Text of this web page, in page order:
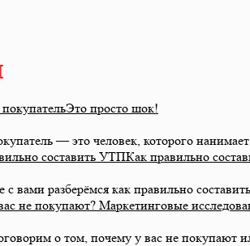
Это просто шок!
— это человек, которого нанимает
Как правильно
с вами разберёмся как правильно составить
не покупают? Маркетинговые
о том, почему у вас не покупают